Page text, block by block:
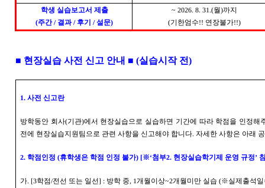
학생 실습보고서 제출
(주간/ 결과/후기/설문)
~ 2026. 8. 31.(월)까지
(기한엄수!! 연장불가!!)
■ 현장실습 사전 신고 안내 ■(실습시작 전)
1. 사전 신고란
방학동안 회사(기관)에서 현장실습으로 실습하면 기간에 따라 학점을 인정해
전에 현장실습지원팀으로 관련 사항을 신고해야 합니다. 자세한 사항은 아래
2. 학점인정 (휴학생은 학점 인정 불가) [※‘첨부2. 현장실습학기제 운영 규정’
가. [3학점/전선 또는 일선] : 방학 중, 1 개월이상~2개월미만 실습 (※실제출석